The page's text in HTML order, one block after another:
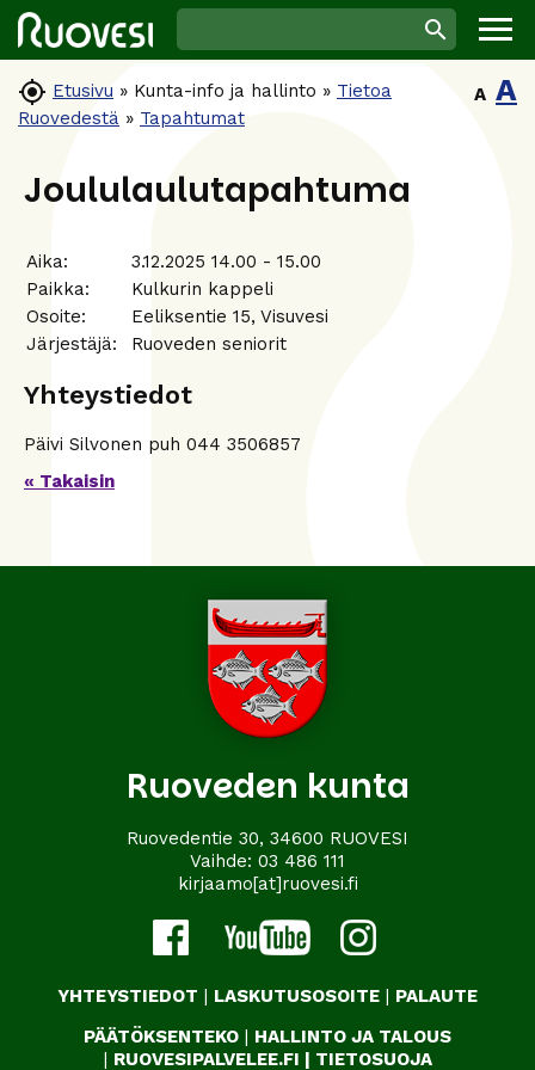
 Etusivu » Kunta-info ja hallinto » Tietoa
Ruovedestä » Tapahtumat
A A
Joululaulutapahtuma
Aika:
3.12.2025 14.00 - 15.00
Paikka:
Kulkurin kappeli
Osoite:
Eeliksentie 15, Visuvesi
Järjestäjä:
Ruoveden seniorit
Yhteystiedot
Päivi Silvonen puh 044 3506857
« Takaisin
Ruoveden kunta
Ruovedentie 30, 34600 RUOVESI
Vaihde: 03 486 111
kirjaamo[at]ruovesi.fi
YHTEYSTIEDOT | LASKUTUSOSOITE | PALAUTE
PÄÄTÖKSENTEKO | HALLINTO JA TALOUS
| RUOVESIPALVELEE.FI | TIETOSUOJA